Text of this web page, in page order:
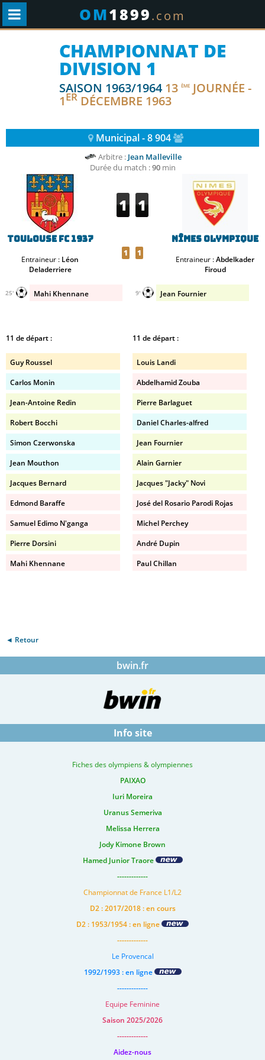
OM1899.com
CHAMPIONNAT DE
DIVISION 1
SAISON 1963/1964 13 ÈME JOURNÉE -
1ER DÉCEMBRE 1963
Municipal - 8 904
Arbitre : Jean Malleville
Durée du match :90min
Toulouse FC 1937
Entraineur : Léon
Deladerriere
1 1
1 1
Nîmes Olympique
Entraineur :Abdelkader
Firoud
Mahi Khennane
25' Jean Fournier
9'
11 de départ :
Guy Roussel
Carlos Monin
Jean-Antoine Redin
Robert Bocchi
Simon Czerwonska
Jean Mouthon
Jacques Bernard
Edmond Baraffe
Samuel Edimo N'ganga
Pierre Dorsini
Mahi Khennane
11 de départ :
Louis Landi
Abdelhamid Zouba
Pierre Barlaguet
Daniel Charles-alfred
Jean Fournier
Alain Garnier
Jacques "Jacky" Novi
José del Rosario Parodi Rojas
Michel Perchey
André Dupin
Paul Chillan
◄ Retour
bwin.fr
Info site
Fiches des olympiens & olympiennes
PAIXAO
Iuri Moreira
Uranus Semeriva
Melissa Herrera
Jody Kimone Brown
Hamed Junior Traore
-------------
Championnat de France L1/L2
D2 : 2017/2018 : en cours
D2 : 1953/1954 : en ligne
-------------
Le Provencal
1992/1993 : en ligne
-------------
Equipe Feminine
Saison 2025/2026
-------------
Aidez-nous